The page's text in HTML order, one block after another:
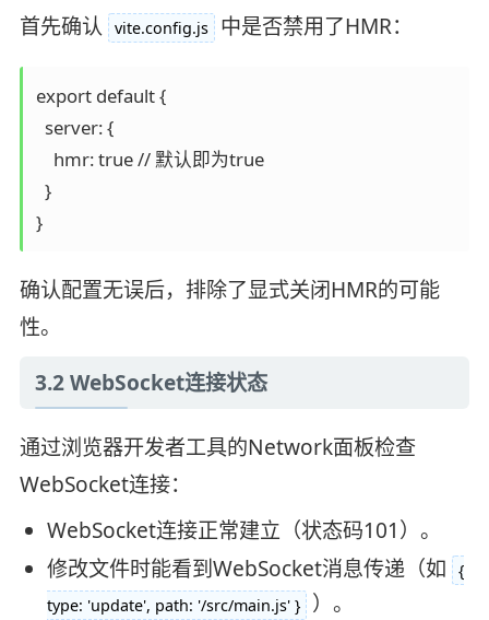
首先确认 vite.config.js 中是否禁用了HMR：
export default {
  server: {
    hmr: true // 默认即为true
  }
}
确认配置无误后，排除了显式关闭HMR的可能
性。
3.2 WebSocket连接状态
通过浏览器开发者工具的Network面板检查
WebSocket连接：
WebSocket连接正常建立（状态码101）。
修改文件时能看到WebSocket消息传递（如
{
type: 'update', path: '/src/main.js' }
）。